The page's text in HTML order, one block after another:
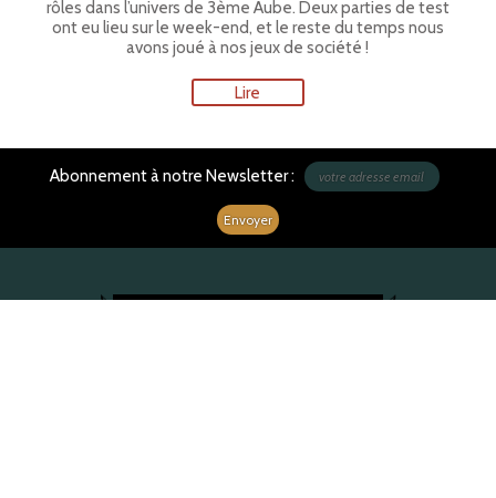
rôles dans l’univers de 3ème Aube. Deux parties de test
ont eu lieu sur le week-end, et le reste du temps nous
avons joué à nos jeux de société !
Lire
Abonnement à notre Newsletter :
Nous contacter